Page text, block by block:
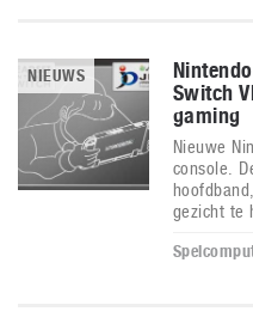
NIEUWS
Switch
gaming
Nieuwe
console.
gezicht te